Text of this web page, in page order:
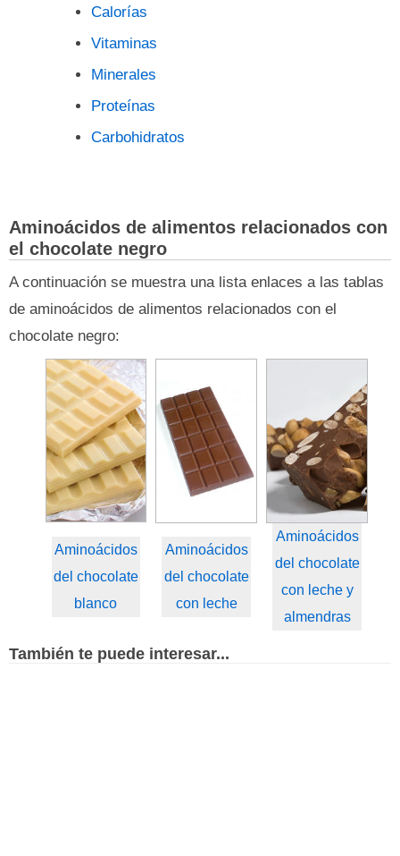
Calorías
Vitaminas
Minerales
Proteínas
Carbohidratos
Aminoácidos de alimentos relacionados con
el chocolate negro
A continuación se muestra una lista enlaces a las tablas
de aminoácidos de alimentos relacionados con el
chocolate negro:
Aminoácidos
del chocolate
blanco
Aminoácidos
del chocolate
con leche
Aminoácidos
del chocolate
con leche y
almendras
También te puede interesar...